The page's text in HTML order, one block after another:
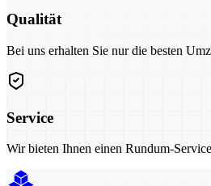
Qualität
Bei uns erhalten Sie nur die besten
Service
Wir bieten Ihnen einen Rundum-